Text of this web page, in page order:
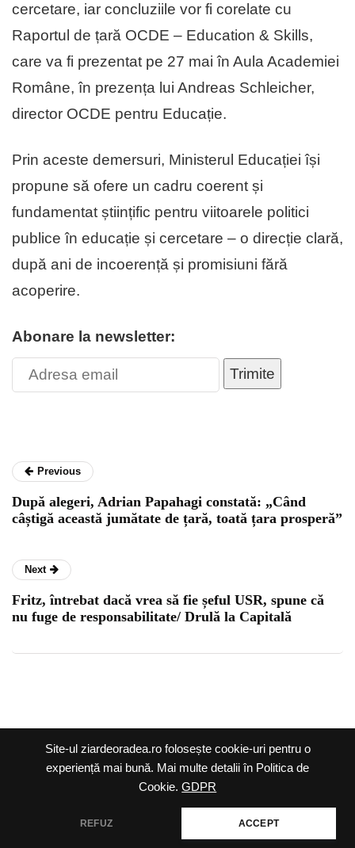
Site-ul ziardeoradea.ro folosește cookie-uri pentru o
experiență mai bună. Mai multe detalii în Politica de
Cookie. GDPR
REFUZ ACCEPT
cercetare, iar concluziile vor fi corelate cu
Raportul de țară OCDE – Education & Skills,
care va fi prezentat pe 27 mai în Aula Academiei
Române, în prezența lui Andreas Schleicher,
director OCDE pentru Educație.
Prin aceste demersuri, Ministerul Educației își
propune să ofere un cadru coerent și
fundamentat științific pentru viitoarele politici
publice în educație și cercetare – o direcție clară,
după ani de incoerență și promisiuni fără
acoperire.
Abonare la newsletter:
Trimite
Previous
După alegeri, Adrian Papahagi constată: „Când
câștigă această jumătate de țară, toată țara prosperă”
Next
Fritz, întrebat dacă vrea să fie șeful USR, spune că
nu fuge de responsabilitate/ Drulă la Capitală
Termeni și condiții |
Politica
de confidențialitate